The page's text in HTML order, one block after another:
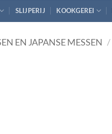
SLIJPERIJ KOOKGEREI
EN JAPANSE MESSEN /